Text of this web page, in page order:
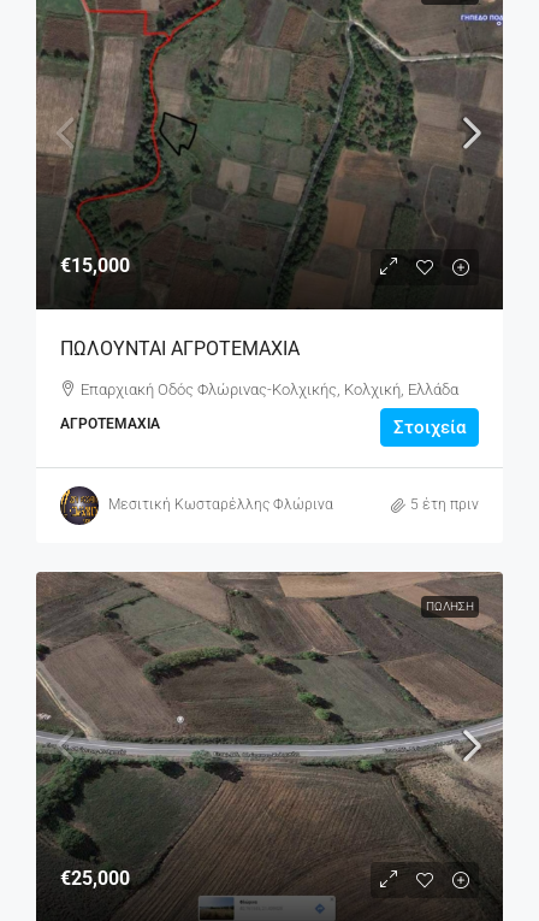
€15,000
ΠΩΛΟΥΝΤΑΙ ΑΓΡΟΤΕΜΑΧΙΑ
Επαρχιακή Οδός Φλώρινας-Κολχικής, Κολχική, Ελλάδα
ΑΓΡΟΤΕΜΆΧΙΑ Στοιχεία
Μεσιτική Κωσταρέλλης Φλώρινα 5 έτη πριν
ΠΏΛΗΣΗ
€25,000